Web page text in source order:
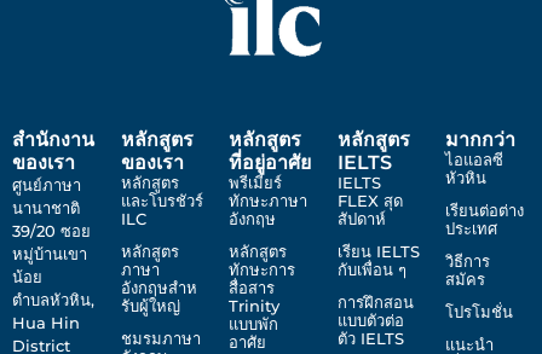
สํานักงาน
ของเรา
ศูนย์ภาษา
นานาชาติ
39/20 ซอย
หมู่บ้านเขา
น้อย
ตําบลหัวหิน,
Hua Hin
District
หลักสูตร
ของเรา
หลักสูตร
และโบรชัวร์
ILC
หลักสูตร
ภาษา
อังกฤษสําห
รับผู้ใหญ่
ชมรมภาษา
หลักสูตร
ที่อยู่อาศัย
พรีเมียร์
ทักษะภาษา
อังกฤษ
หลักสูตร
ทักษะการ
สื่อสาร
Trinity
แบบพัก
อาศัย
หลักสูตร
IELTS
IELTS
FLEX สุด
สัปดาห์
เรียน IELTS
กับเพื่อน ๆ
การฝึกสอน
แบบตัวต่อ
ตัว IELTS
มากกว่า
ไอแอลซี
หัวหิน
เรียนต่อต่าง
ประเทศ
วิธีการ
สมัคร
โปรโมชั่น
แนะนํา